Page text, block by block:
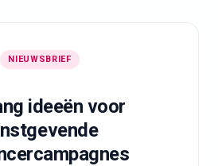
NIEUWSBRIEF
ideeën voor